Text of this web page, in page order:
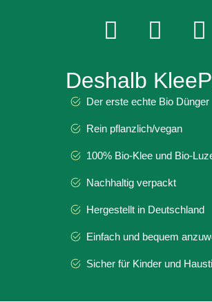
Deshalb
Der erste echte Bio Dünger
Rein pflanzlich/vegan
100% Bio-Klee und Bio-
Nachhaltig verpackt
Hergestellt in Deutschland
Einfach und bequem
Sicher für Kinder und